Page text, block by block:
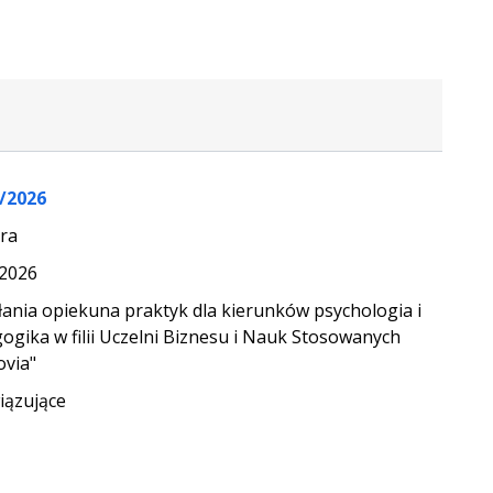
opiekuna praktyk dla kierunków psychologia i
w filii Uczelni Biznesu i Nauk Stosowanych